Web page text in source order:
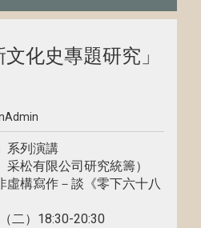
化史專題研究」
系列演講
松有限公司研究統籌）
虛構寫作－談《零下六十八
二）18:30-20:30